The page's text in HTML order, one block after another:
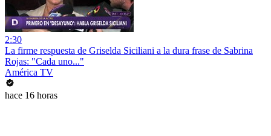
2:30
La firme respuesta de Griselda Siciliani a la dura frase de Sabrina
Rojas: "Cada uno..."
América TV
hace 16 horas